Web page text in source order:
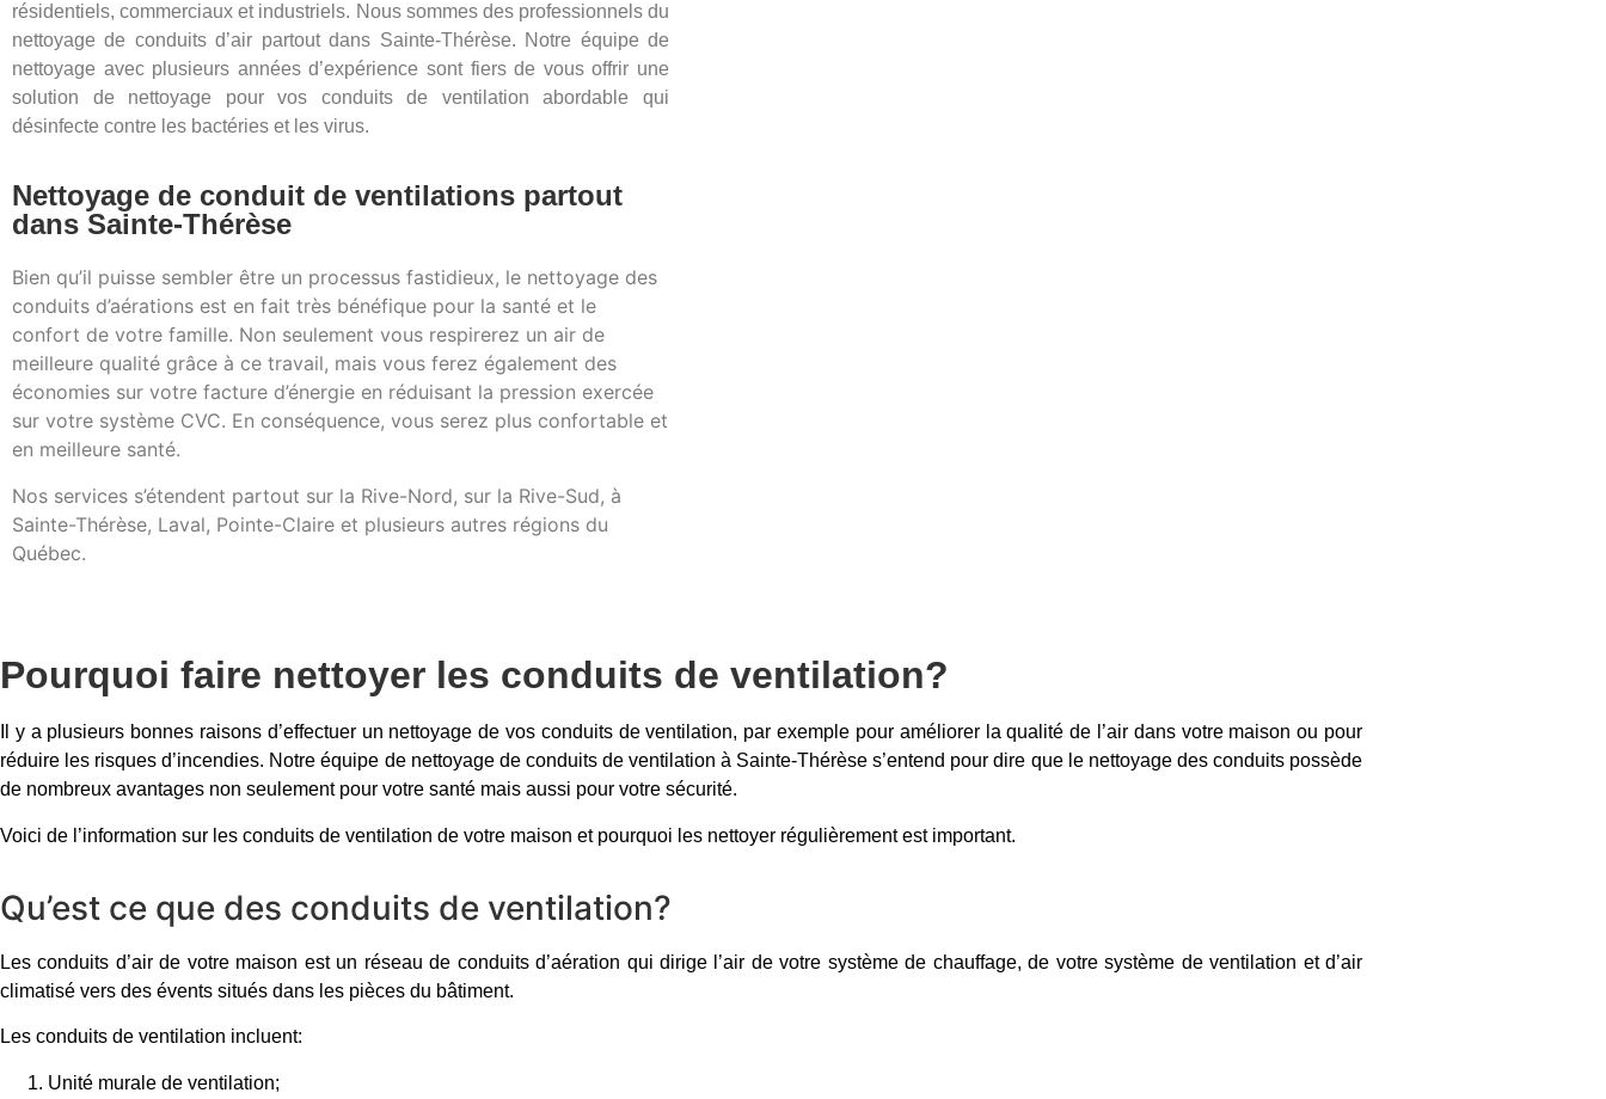
résidentiels, commerciaux et industriels. Nous sommes des professionnels du
nettoyage de conduits d’air partout dans Sainte-Thérèse. Notre équipe de
nettoyage avec plusieurs années d’expérience sont fiers de vous offrir une
solution de nettoyage pour vos conduits de ventilation abordable qui
désinfecte contre les bactéries et les virus.
Nettoyage de conduit de ventilations partout
dans Sainte-Thérèse
Bien qu’il puisse sembler être un processus fastidieux, le nettoyage des
conduits d’aérations est en fait très bénéfique pour la santé et le
confort de votre famille. Non seulement vous respirerez un air de
meilleure qualité grâce à ce travail, mais vous ferez également des
économies sur votre facture d’énergie en réduisant la pression exercée
sur votre système CVC. En conséquence, vous serez plus confortable et
en meilleure santé.
Nos services s’étendent partout sur la Rive-Nord, sur la Rive-Sud, à
Sainte-Thérèse, Laval, Pointe-Claire et plusieurs autres régions du
Québec.
Pourquoi faire nettoyer les conduits de ventilation?
Il y a plusieurs bonnes raisons d’effectuer un nettoyage de vos conduits de ventilation, par exemple pour améliorer la qualité de l’air dans votre maison ou pour
réduire les risques d’incendies. Notre équipe de nettoyage de conduits de ventilation à Sainte-Thérèse s’entend pour dire que le nettoyage des conduits possède
de nombreux avantages non seulement pour votre santé mais aussi pour votre sécurité.
Voici de l’information sur les conduits de ventilation de votre maison et pourquoi les nettoyer régulièrement est important.
Qu’est ce que des conduits de ventilation?
Les conduits d’air de votre maison est un réseau de conduits d’aération qui dirige l’air de votre système de chauffage, de votre système de ventilation et d’air
climatisé vers des évents situés dans les pièces du bâtiment.
Les conduits de ventilation incluent:
Unité murale de ventilation;